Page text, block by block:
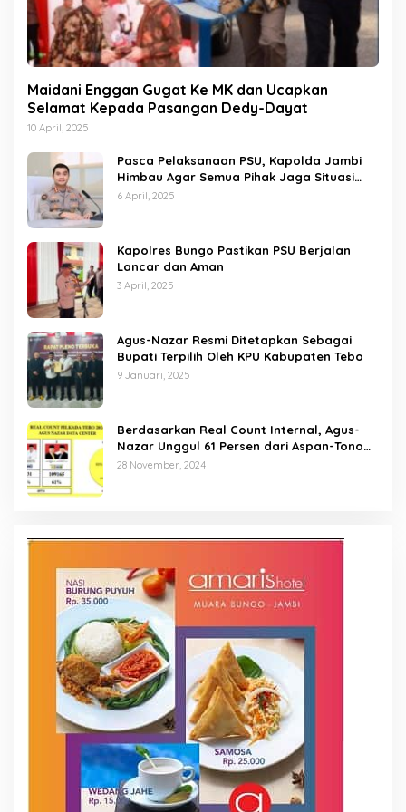
Maidani Enggan Gugat Ke MK dan Ucapkan
Selamat Kepada Pasangan Dedy-Dayat
10 April, 2025
Pasca Pelaksanaan PSU, Kapolda Jambi
Himbau Agar Semua Pihak Jaga Situasi
Kamtibmas
6 April, 2025
Kapolres Bungo Pastikan PSU Berjalan
Lancar dan Aman
3 April, 2025
Agus-Nazar Resmi Ditetapkan Sebagai
Bupati Terpilih Oleh KPU Kabupaten Tebo
9 Januari, 2025
Berdasarkan Real Count Internal, Agus-
Nazar Unggul 61 Persen dari Aspan-Tono
Hanya 39 Persen
28 November, 2024